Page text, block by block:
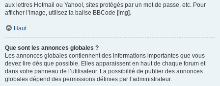
aux lettres Hotmail ou Yahoo!, sites protégés par un mot de passe, etc. Pour
afficher l’image, utilisez la balise BBCode [img].
Haut
Que sont les annonces globales ?
Les annonces globales contiennent des informations importantes que vous
devez lire dès que possible. Elles apparaissent en haut de chaque forum et
dans votre panneau de l’utilisateur. La possibilité de publier des annonces
globales dépend des permissions définies par l’administrateur.